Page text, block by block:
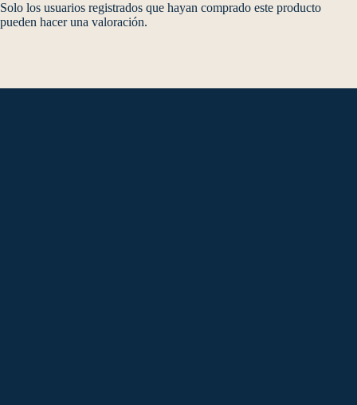
Solo los usuarios registrados que hayan comprado este producto
pueden hacer una valoración.